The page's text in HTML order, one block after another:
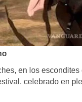
en los escondites
celebrado en